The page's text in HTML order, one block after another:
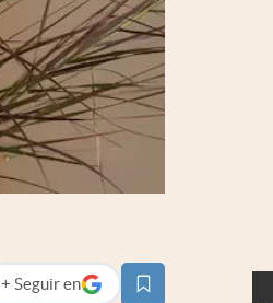
+ Seguir en
abre en nueva pestaña